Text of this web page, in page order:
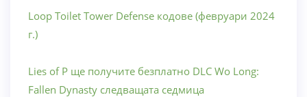
Loop Toilet Tower Defense кодове (февруари 2024
г.)
Lies of P ще получите безплатно DLC Wo Long:
Fallen Dynasty следващата седмица